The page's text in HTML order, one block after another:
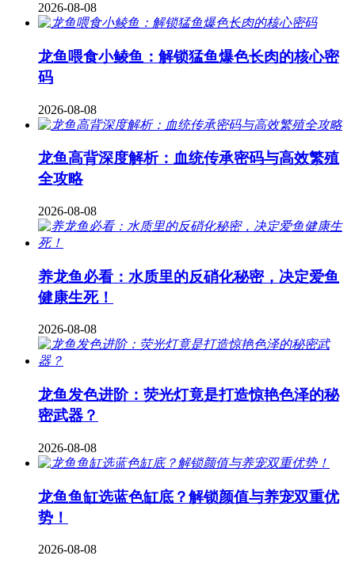
2026-08-08
龙鱼喂食小鲮鱼：解锁猛鱼爆色长肉的核心密
码
2026-08-08
龙鱼高背深度解析：血统传承密码与高效繁殖
全攻略
2026-08-08
养龙鱼必看：水质里的反硝化秘密，决定爱鱼
健康生死！
2026-08-08
龙鱼发色进阶：荧光灯竟是打造惊艳色泽的秘
密武器？
2026-08-08
龙鱼鱼缸选蓝色缸底？解锁颜值与养宠双重优
势！
2026-08-08